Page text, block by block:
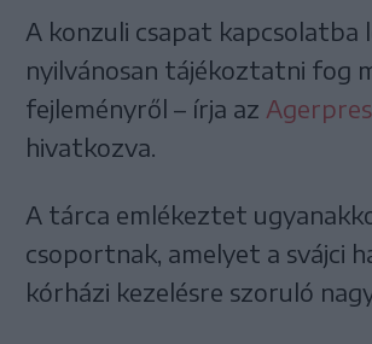
A konzuli csapat kapcsolatba
nyilvánosan tájékoztatni fog
fejleményről – írja az Agerpres
hivatkozva.
A tárca emlékeztet
csoportnak, amelyet a svájci
kórházi kezelésre szoruló